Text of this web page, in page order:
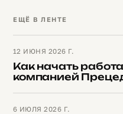
ЕЩЁ В ЛЕНТЕ
12 ИЮНЯ 2026 Г.
Как начать
компанией
6 ИЮЛЯ 2026 Г.